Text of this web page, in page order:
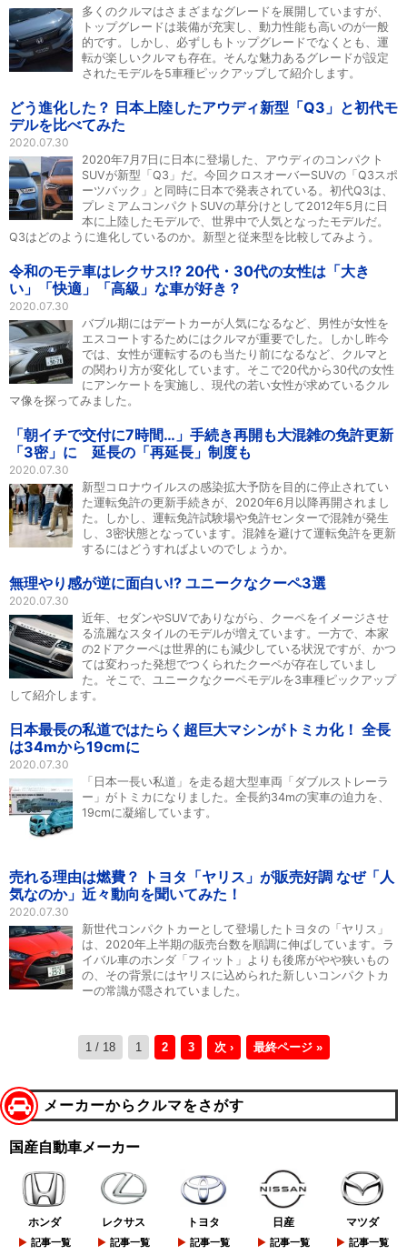
多くのクルマはさまざまなグレードを展開していますが、
トップグレードは装備が充実し、動力性能も高いのが一般
的です。しかし、必ずしもトップグレードでなくとも、運
転が楽しいクルマも存在。そんな魅力あるグレードが設定
されたモデルを5車種ピックアップして紹介します。
どう進化した？ 日本上陸したアウディ新型「Q3」と初代モ
デルを比べてみた
2020.07.30
2020年7月7日に日本に登場した、アウディのコンパクト
SUVが新型「Q3」だ。今回クロスオーバーSUVの「Q3スポ
ーツバック」と同時に日本で発表されている。初代Q3は、
プレミアムコンパクトSUVの草分けとして2012年5月に日
本に上陸したモデルで、世界中で人気となったモデルだ。
Q3はどのように進化しているのか。新型と従来型を比較してみよう。
令和のモテ車はレクサス!? 20代・30代の女性は「大き
い」「快適」「高級」な車が好き？
2020.07.30
バブル期にはデートカーが人気になるなど、男性が女性を
エスコートするためにはクルマが重要でした。しかし昨今
では、女性が運転するのも当たり前になるなど、クルマと
の関わり方が変化しています。そこで20代から30代の女性
にアンケートを実施し、現代の若い女性が求めているクル
マ像を探ってみました。
「朝イチで交付に7時間…」手続き再開も大混雑の免許更新
「3密」に 延長の「再延長」制度も
2020.07.30
新型コロナウイルスの感染拡大予防を目的に停止されてい
た運転免許の更新手続きが、2020年6月以降再開されまし
た。しかし、運転免許試験場や免許センターで混雑が発生
し、3密状態となっています。混雑を避けて運転免許を更新
するにはどうすればよいのでしょうか。
無理やり感が逆に面白い!? ユニークなクーペ3選
2020.07.30
近年、セダンやSUVでありながら、クーペをイメージさせ
る流麗なスタイルのモデルが増えています。一方で、本家
の2ドアクーペは世界的にも減少している状況ですが、かつ
ては変わった発想でつくられたクーペが存在していまし
た。そこで、ユニークなクーペモデルを3車種ピックアップ
して紹介します。
日本最長の私道ではたらく超巨大マシンがトミカ化！ 全長
は34mから19cmに
2020.07.30
「日本一長い私道」を走る超大型車両「ダブルストレーラ
ー」がトミカになりました。全長約34mの実車の迫力を、
19cmに凝縮しています。
売れる理由は燃費？ トヨタ「ヤリス」が販売好調 なぜ「人
気なのか」近々動向を聞いてみた！
2020.07.30
新世代コンパクトカーとして登場したトヨタの「ヤリス」
は、2020年上半期の販売台数を順調に伸ばしています。ラ
イバル車のホンダ「フィット」よりも後席がやや狭いもの
の、その背景にはヤリスに込められた新しいコンパクトカ
ーの常識が隠されていました。
1 / 18 1 2 3 次 › 最終ページ »
メーカーからクルマをさがす
国産自動車メーカー
ホンダ
記事一覧
レクサス
記事一覧
トヨタ
記事一覧
日産
記事一覧
マツダ
記事一覧